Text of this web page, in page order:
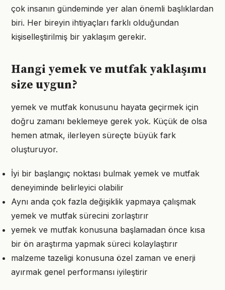
çok insanın gündeminde yer alan önemli başlıklardan
biri. Her bireyin ihtiyaçları farklı olduğundan
kişiselleştirilmiş bir yaklaşım gerekir.
Hangi yemek ve mutfak yaklaşımı
size uygun?
yemek ve mutfak konusunu hayata geçirmek için
doğru zamanı beklemeye gerek yok. Küçük de olsa
hemen atmak, ilerleyen süreçte büyük fark
oluşturuyor.
İyi bir başlangıç noktası bulmak yemek ve mutfak
deneyiminde belirleyici olabilir
Aynı anda çok fazla değişiklik yapmaya çalışmak
yemek ve mutfak sürecini zorlaştırır
yemek ve mutfak konusuna başlamadan önce kısa
bir ön araştırma yapmak süreci kolaylaştırır
malzeme tazeligi konusuna özel zaman ve enerji
ayırmak genel performansı iyileştirir